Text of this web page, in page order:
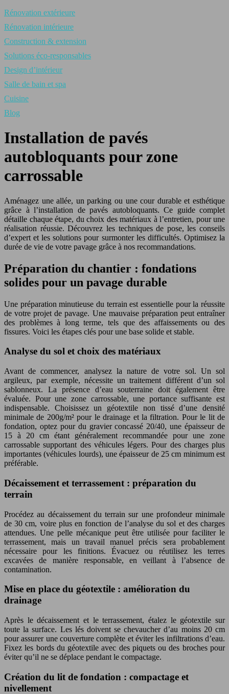
Rénovation extérieure
Rénovation intérieure
Construction & extension
Solutions éco-responsables
Design d’intérieur
Salle de bain et spa
Cuisine
Blog
Installation de pavés
autobloquants pour zone
carrossable
Aménagez une allée, un parking ou une cour durable et esthétique
grâce à l’installation de pavés autobloquants. Ce guide complet
détaille chaque étape, du choix des matériaux à l’entretien, pour une
réalisation réussie. Découvrez les techniques de pose, les conseils
d’expert et les solutions pour surmonter les difficultés. Optimisez la
durée de vie de votre pavage grâce à nos recommandations.
Préparation du chantier : fondations
solides pour un pavage durable
Une préparation minutieuse du terrain est essentielle pour la réussite
de votre projet de pavage. Une mauvaise préparation peut entraîner
des problèmes à long terme, tels que des affaissements ou des
fissures. Voici les étapes clés pour une base solide et stable.
Analyse du sol et choix des matériaux
Avant de commencer, analysez la nature de votre sol. Un sol
argileux, par exemple, nécessite un traitement différent d’un sol
sablonneux. La présence d’eau souterraine doit également être
évaluée. Pour une zone carrossable, une portance suffisante est
indispensable. Choisissez un géotextile non tissé d’une densité
minimale de 200g/m² pour le drainage et la filtration. Pour le lit de
fondation, optez pour du gravier concassé 20/40, une épaisseur de
15 à 20 cm étant généralement recommandée pour une zone
carrossable supportant des véhicules légers. Pour des charges plus
importantes (véhicules lourds), une épaisseur de 25 cm minimum est
préférable.
Décaissement et terrassement : préparation du
terrain
Procédez au décaissement du terrain sur une profondeur minimale
de 30 cm, voire plus en fonction de l’analyse du sol et des charges
attendues. Une pelle mécanique peut être utilisée pour faciliter le
terrassement, mais un travail manuel précis sera probablement
nécessaire pour les finitions. Évacuez ou réutilisez les terres
excavées de manière responsable, en veillant à l’absence de
contamination.
Mise en place du géotextile : amélioration du
drainage
Après le décaissement et le terrassement, étalez le géotextile sur
toute la surface. Les lés doivent se chevaucher d’au moins 20 cm
pour assurer une couverture complète et éviter les infiltrations d’eau.
Fixez les bords du géotextile avec des piquets ou des broches pour
éviter qu’il ne se déplace pendant le compactage.
Création du lit de fondation : compactage et
nivellement